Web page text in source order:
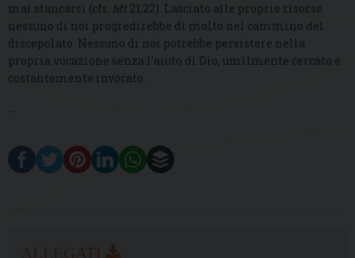
mai stancarsi (cfr. Mt 21,22). Lasciato alle proprie risorse
nessuno di noi progredirebbe di molto nel cammino del
discepolato. Nessuno di noi potrebbe persistere nella
propria vocazione senza l’aiuto di Dio, umilmente cercato e
costantemente invocato.
…